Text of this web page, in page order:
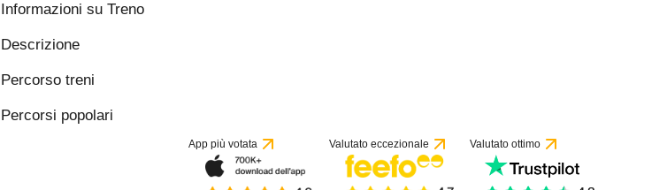
Informazioni su Treno
Descrizione
Percorso treni
Percorsi popolari
App più votata Valutato eccezionale Valutato ottimo